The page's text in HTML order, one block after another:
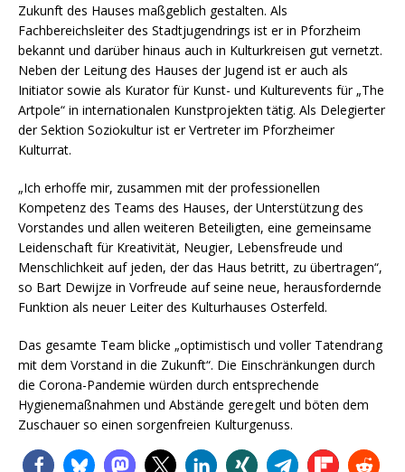
Zukunft des Hauses maßgeblich gestalten. Als
Fachbereichsleiter des Stadtjugendrings ist er in Pforzheim
bekannt und darüber hinaus auch in Kulturkreisen gut vernetzt.
Neben der Leitung des Hauses der Jugend ist er auch als
Initiator sowie als Kurator für Kunst- und Kulturevents für „The
Artpole“ in internationalen Kunstprojekten tätig. Als Delegierter
der Sektion Soziokultur ist er Vertreter im Pforzheimer
Kulturrat.
„Ich erhoffe mir, zusammen mit der professionellen
Kompetenz des Teams des Hauses, der Unterstützung des
Vorstandes und allen weiteren Beteiligten, eine gemeinsame
Leidenschaft für Kreativität, Neugier, Lebensfreude und
Menschlichkeit auf jeden, der das Haus betritt, zu übertragen“,
so Bart Dewijze in Vorfreude auf seine neue, herausfordernde
Funktion als neuer Leiter des Kulturhauses Osterfeld.
Das gesamte Team blicke „optimistisch und voller Tatendrang
mit dem Vorstand in die Zukunft“. Die Einschränkungen durch
die Corona-Pandemie würden durch entsprechende
Hygienemaßnahmen und Abstände geregelt und böten dem
Zuschauer so einen sorgenfreien Kulturgenuss.